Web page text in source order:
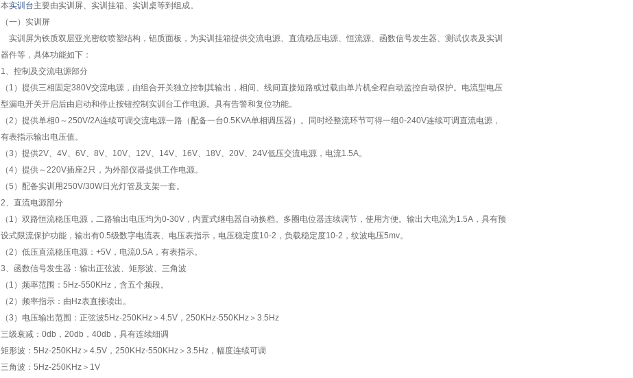
本实训台主要由实训屏、实训挂箱、实训桌等到组成。
（一）实训屏
实训屏为铁质双层亚光密纹喷塑结构，铝质面板，为实训挂箱提供交流电源、直流稳压电源、恒流源、函数信号发生器、测试仪表及实训
器件等，具体功能如下：
1、控制及交流电源部分
（1）提供三相固定380V交流电源，由组合开关独立控制其输出，相间、线间直接短路或过载由单片机全程自动监控自动保护。电流型电压
型漏电开关开启后由启动和停止按钮控制实训台工作电源。具有告警和复位功能。
（2）提供单相0～250V/2A连续可调交流电源一路（配备一台0.5KVA单相调压器）。同时经整流环节可得一组0-240V连续可调直流电源，
有表指示输出电压值。
（3）提供2V、4V、6V、8V、10V、12V、14V、16V、18V、20V、24V低压交流电源，电流1.5A。
（4）提供～220V插座2只，为外部仪器提供工作电源。
（5）配备实训用250V/30W日光灯管及支架一套。
2、直流电源部分
（1）双路恒流稳压电源，二路输出电压均为0-30V，内置式继电器自动换档。多圈电位器连续调节，使用方便。输出大电流为1.5A，具有预
设式限流保护功能，输出有0.5级数字电流表、电压表指示，电压稳定度10-2，负载稳定度10-2，纹波电压5mv。
（2）低压直流稳压电源：+5V，电流0.5A，有表指示。
3、函数信号发生器：输出正弦波、矩形波、三角波
（1）频率范围：5Hz-550KHz，含五个频段。
（2）频率指示：由Hz表直接读出。
（3）电压输出范围：正弦波5Hz-250KHz＞4.5V，250KHz-550KHz＞3.5Hz
三级衰减：0db，20db，40db，具有连续细调
矩形波：5Hz-250KHz＞4.5V，250KHz-550KHz＞3.5Hz，幅度连续可调
三角波：5Hz-250KHz＞1V